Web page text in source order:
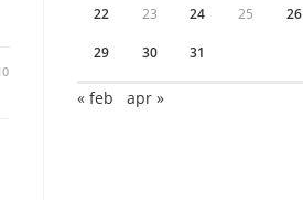
22 23 24 25 26
29 30 31
« feb apr »